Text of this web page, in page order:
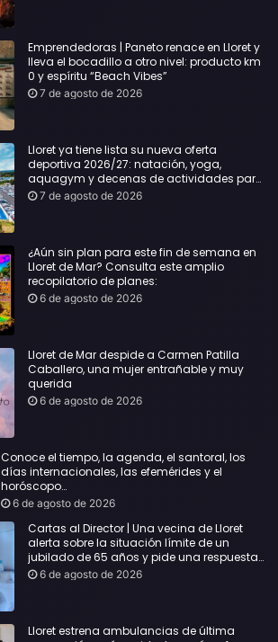
Emprendedoras | Paneto renace en Lloret y
lleva el bocadillo a otro nivel: producto km
0 y espíritu “Beach Vibes”
7 de agosto de 2026
Lloret ya tiene lista su nueva oferta
deportiva 2026/27: natación, yoga,
aquagym y decenas de actividades para
todas las edades
7 de agosto de 2026
¿Aún sin plan para este fin de semana en
Lloret de Mar? Consulta este amplio
recopilatorio de planes:
6 de agosto de 2026
Lloret de Mar despide a Carmen Patilla
Caballero, una mujer entrañable y muy
querida
6 de agosto de 2026
Conoce el tiempo, la agenda, el santoral, los
días internacionales, las efemérides y el
horóscopo…
6 de agosto de 2026
Cartas al Director | Una vecina de Lloret
alerta sobre la situación límite de un
jubilado de 65 años y pide una respuesta
urgente
6 de agosto de 2026
Lloret estrena ambulancias de última